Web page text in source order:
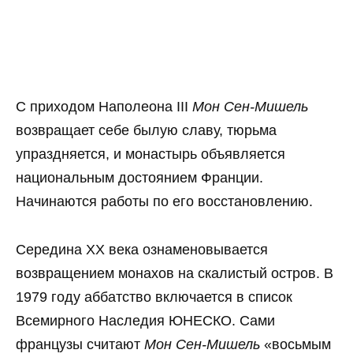
С приходом Наполеона III Мон Сен-Мишель
возвращает себе былую славу, тюрьма
упраздняется, и монастырь объявляется
национальным достоянием Франции.
Начинаются работы по его восстановлению.
Середина XX века ознаменовывается
возвращением монахов на скалистый остров. В
1979 году аббатство включается в список
Всемирного Наследия ЮНЕСКО. Сами
французы считают Мон Сен-Мишель «восьмым